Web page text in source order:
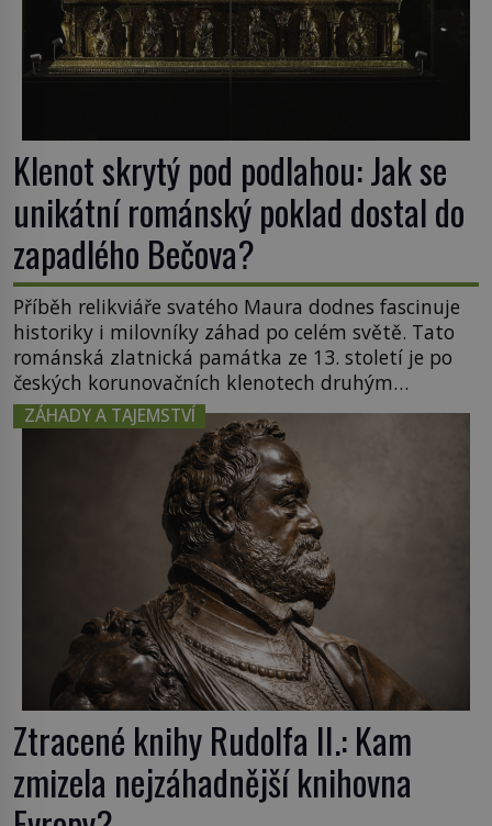
Klenot skrytý pod podlahou: Jak se
unikátní románský poklad dostal do
zapadlého Bečova?
Příběh relikviáře svatého Maura dodnes fascinuje
historiky i milovníky záhad po celém světě. Tato
románská zlatnická památka ze 13. století je po
českých korunovačních klenotech druhým
nejcennějším movitým majetkem v České
republice. Přestože byl klenot v roce 1985 po
dramatickém pátrání kriminalistů úspěšně
nalezen, jeho minulost stále obestírá hustá mlha.
Otázky, jak přesně se tato […]
ZÁHADY A TAJEMSTVÍ
Ztracené knihy Rudolfa II.: Kam
zmizela nejzáhadnější knihovna